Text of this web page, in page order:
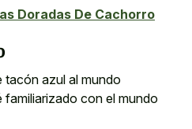
Doradas De Cachorro
tacón azul al mundo
con el mundo